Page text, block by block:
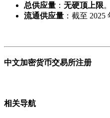
总供应量 ： 无硬顶上限
流通供应量 ：截至
中文加密货币交易所注册
相关导航